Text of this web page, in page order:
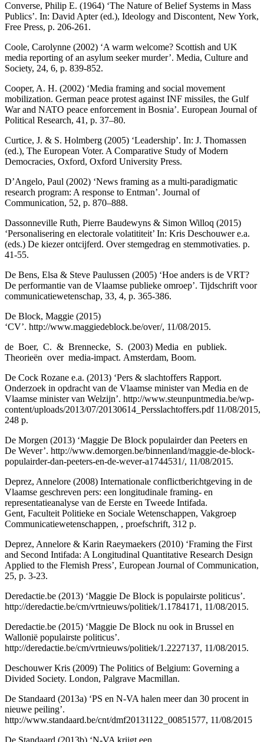
Converse, Philip E. (1964) ‘The Nature of Belief Systems in Mass
Publics’. In: David Apter (ed.), Ideology and Discontent, New York,
Free Press, p. 206-261.
Coole, Carolynne (2002) ‘A warm welcome? Scottish and UK
media reporting of an asylum seeker murder’. Media, Culture and
Society, 24, 6, p. 839-852.
Cooper, A. H. (2002) ‘Media framing and social movement
mobilization. German peace protest against INF missiles, the Gulf
War and NATO peace enforcement in Bosnia’. European Journal of
Political Research, 41, p. 37–80.
Curtice, J. & S. Holmberg (2005) ‘Leadership’. In: J. Thomassen
(ed.), The European Voter. A Comparative Study of Modern
Democracies, Oxford, Oxford University Press.
D’Angelo, Paul (2002) ‘News framing as a multi-paradigmatic
research program: A response to Entman’. Journal of
Communication, 52, p. 870–888.
Dassonneville Ruth, Pierre Baudewyns & Simon Willoq (2015)
‘Personalisering en electorale volatititeit’ In: Kris Deschouwer e.a.
(eds.) De kiezer ontcijferd. Over stemgedrag en stemmotivaties. p.
41-55.
De Bens, Elsa & Steve Paulussen (2005) ‘Hoe anders is de VRT?
De performantie van de Vlaamse publieke omroep’. Tijdschrift voor
communicatiewetenschap, 33, 4, p. 365-386.
De Block, Maggie (2015)
‘CV’. http://www.maggiedeblock.be/over/, 11/08/2015.
de Boer, C. & Brennecke, S. (2003) Media en publiek.
Theorieën over media-impact. Amsterdam, Boom.
De Cock Rozane e.a. (2013) ‘Pers & slachtoffers Rapport.
Onderzoek in opdracht van de Vlaamse minister van Media en de
Vlaamse minister van Welzijn’. http://www.steunpuntmedia.be/wp-
content/uploads/2013/07/20130614_Persslachtoffers.pdf11/08/2015,
248 p.
De Morgen (2013) ‘Maggie De Block populairder dan Peeters en
De Wever’. http://www.demorgen.be/binnenland/maggie-de-block-
populairder-dan-peeters-en-de-wever-a1744531/, 11/08/2015.
Deprez, Annelore (2008) Internationale conflictberichtgeving in de
Vlaamse geschreven pers: een longitudinale framing- en
representatieanalyse van de Eerste en Tweede Intifada.
Gent, Faculteit Politieke en Sociale Wetenschappen, Vakgroep
Communicatiewetenschappen, , proefschrift, 312 p.
Deprez, Annelore & Karin Raeymaekers (2010) ‘Framing the First
and Second Intifada: A Longitudinal Quantitative Research Design
Applied to the Flemish Press’, European Journal of Communication,
25, p. 3-23.
Deredactie.be (2013) ‘Maggie De Block is populairste politicus’.
http://deredactie.be/cm/vrtnieuws/politiek/1.1784171 , 11/08/2015.
Deredactie.be (2015) ‘Maggie De Block nu ook in Brussel en
Wallonië populairste politicus’.
http://deredactie.be/cm/vrtnieuws/politiek/1.2227137, 11/08/2015.
Deschouwer Kris (2009) The Politics of Belgium: Governing a
Divided Society. London, Palgrave Macmillan.
De Standaard (2013a) ‘PS en N-VA halen meer dan 30 procent in
nieuwe peiling’.
http://www.standaard.be/cnt/dmf20131122_00851577, 11/08/2015